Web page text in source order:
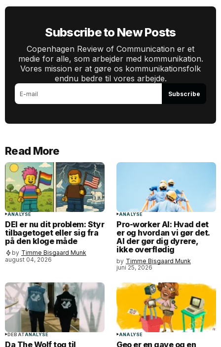
Subscribe to New Posts
Copenhagen Review of Communication er et
medie for alle, som arbejder med kommunikation.
Vores mission er at gøre os kommunikationsfolk
endnu bedre til vores arbejde.
Subscribe
Read More
ANALYSE
DEI er nu dit problem: Styr
tilbagetoget eller sig fra
på den kloge måde
by Timme Bisgaard Munk
august 04, 2026
ANALYSE
Pro-worker AI: Hvad det
er og hvordan vi gør det.
AI der gør dig dyrere,
ikke overflødig
by Timme Bisgaard Munk
juni 25, 2026
DEBATANALYSE
Da The Wolf tog til
ANALYSE
Geo er en gave og en